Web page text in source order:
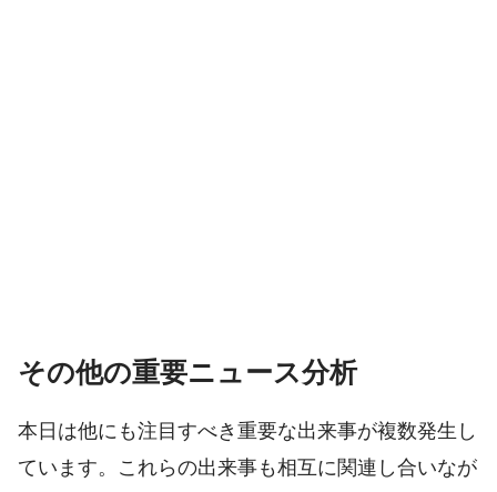
その他の重要ニュース分析
本日は他にも注目すべき重要な出来事が複数発生し
ています。これらの出来事も相互に関連し合いなが